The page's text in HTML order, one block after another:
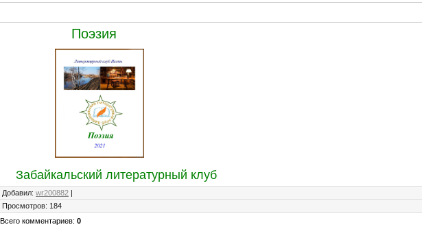
Поэзия
Забайкальский литературный клуб
Добавил: wr200882 |
Просмотров: 184
Всего комментариев: 0